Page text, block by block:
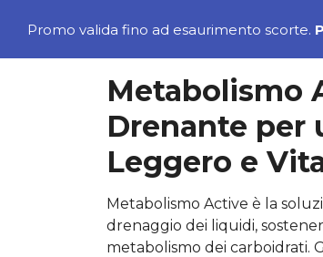
Promo valida fino ad esaurimento scorte.
Metabolismo
Drenante per
Leggero e
Metabolismo Active è la
drenaggio dei liquidi,
metabolismo dei carboidrati.